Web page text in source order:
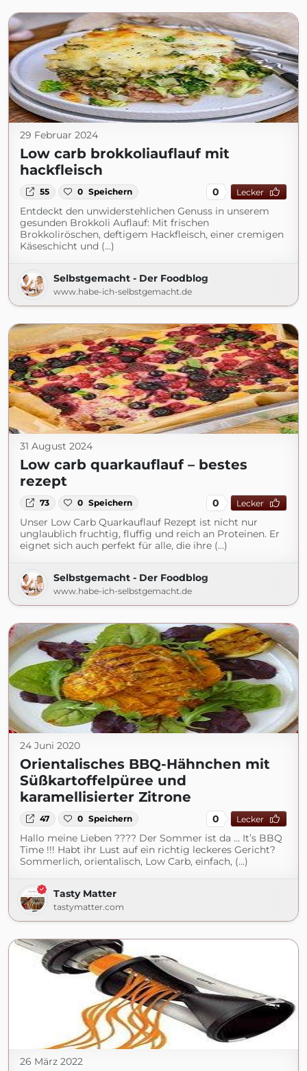
29 Februar 2024
Low carb brokkoliauflauf mit
hackfleisch
55 0 Speichern 0 Lecker
Entdeckt den unwiderstehlichen Genuss in unserem
gesunden Brokkoli Auflauf: Mit frischen
Brokkoliröschen, deftigem Hackfleisch, einer cremigen
Käseschicht und (...)
Selbstgemacht - Der Foodblog
www.habe-ich-selbstgemacht.de
31 August 2024
Low carb quarkauflauf – bestes
rezept
73 0 Speichern 0 Lecker
Unser Low Carb Quarkauflauf Rezept ist nicht nur
unglaublich fruchtig, fluffig und reich an Proteinen. Er
eignet sich auch perfekt für alle, die ihre (...)
Selbstgemacht - Der Foodblog
www.habe-ich-selbstgemacht.de
24 Juni 2020
Orientalisches BBQ-Hähnchen mit
Süßkartoffelpüree und
karamellisierter Zitrone
47 0 Speichern 0 Lecker
Hallo meine Lieben ???? Der Sommer ist da … It’s BBQ
Time !!! Habt ihr Lust auf ein richtig leckeres Gericht?
Sommerlich, orientalisch, Low Carb, einfach, (...)
Tasty Matter
tastymatter.com
26 März 2022